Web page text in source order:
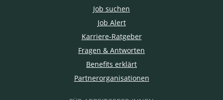
Job suchen
Job Alert
Karriere-Ratgeber
Fragen & Antworten
Benefits erklärt
Partnerorganisationen